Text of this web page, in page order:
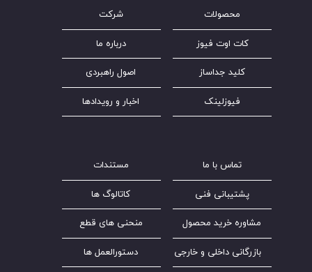
محصولات
کات اوت فیوز
کلید جداساز
فیوزلینک
شرکت
درباره ما
اصول راهبردی
اخبار و رویدادها
تماس با ما
پشتیبانی فنی
مشاوره خرید محصول
بازرگانی داخلی و خارجی
مستندات
کاتالوگ ها
منحنی های قطع
دستورالعمل ها